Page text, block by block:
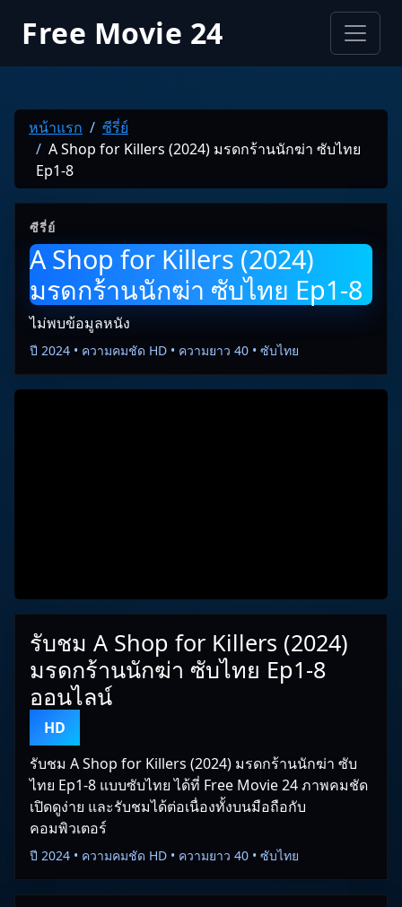
Free Movie 24
หน้าแรก
ซีรี่ย์
A Shop for Killers (2024) มรดกร้านนักฆ่า ซับไทย
Ep1-8
ซีรี่ย์
A Shop for Killers (2024)
มรดกร้านนักฆ่า ซับไทย Ep1-8
ไม่พบข้อมูลหนัง
ปี 2024 • ความคมชัด HD • ความยาว 40 • ซับไทย
รับชม A Shop for Killers (2024)
มรดกร้านนักฆ่า ซับไทย Ep1-8
ออนไลน์
HD
รับชม A Shop for Killers (2024) มรดกร้านนักฆ่า ซับ
ไทย Ep1-8 แบบซับไทย ได้ที่ Free Movie 24 ภาพคมชัด
เปิดดูง่าย และรับชมได้ต่อเนื่องทั้งบนมือถือกับ
คอมพิวเตอร์
ปี 2024 • ความคมชัด HD • ความยาว 40 • ซับไทย